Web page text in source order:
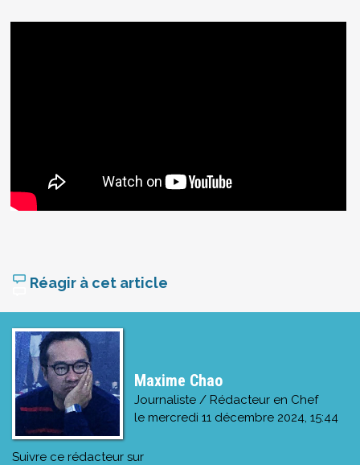
Réagir à cet article
Maxime Chao
Journaliste / Rédacteur en Chef
le mercredi 11 décembre 2024, 15:44
Suivre ce rédacteur sur